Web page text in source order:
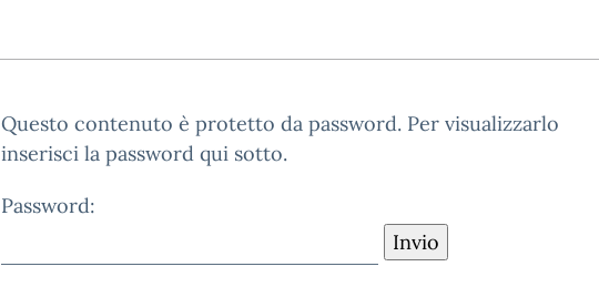
Questo contenuto è protetto da password. Per visualizzarlo
inserisci la password qui sotto.
Password: